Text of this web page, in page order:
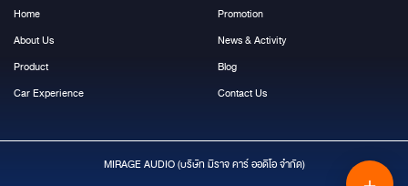
Home
About Us
Product
Car Experience
Promotion
News & Activity
Blog
Contact Us
MIRAGE AUDIO (บริษัท มีราจ คาร์ ออดิโอ จำกัด)